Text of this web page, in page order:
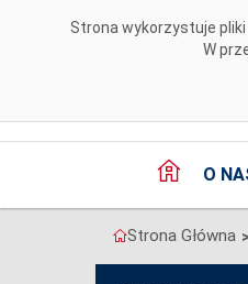
Strona wykorzystuje
W
O
Strona Główna >